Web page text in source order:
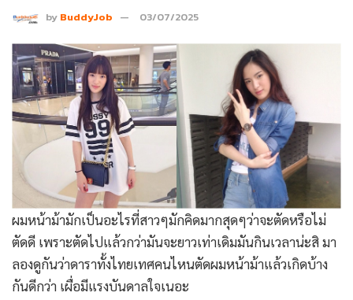
by BuddyJob 03/07/2025
ผมหน้าม้ามักเป็นอะไรที่สาวๆมักคิดมากสุดๆว่าจะตัดหรือไม่
ตัดดี เพราะตัดไปแล้วกว่ามันจะยาวเท่าเดิมมันกินเวลาน่ะสิ มา
ลองดูกันว่าดาราทั้งไทยเทศคนไหนตัดผมหน้าม้าแล้วเกิดบ้าง
กันดีกว่า เผื่อมีแรงบันดาลใจเนอะ